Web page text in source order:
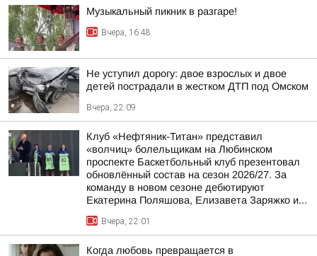
Музыкальный пикник в разгаре!
Вчера, 16:48
Не уступил дорогу: двое взрослых и двое
детей пострадали в жестком ДТП под Омском
Вчера, 22:09
Клуб «Нефтяник-Титан» представил
«волчиц» болельщикам на Любинском
проспекте Баскетбольный клуб презентовал
обновлённый состав на сезон 2026/27. За
команду в новом сезоне дебютируют
Екатерина Поляшова, Елизавета Заряжко и...
Вчера, 22:01
Когда любовь превращается в